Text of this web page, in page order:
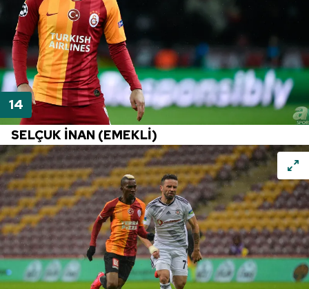
SELÇUK İNAN (EMEKLİ)